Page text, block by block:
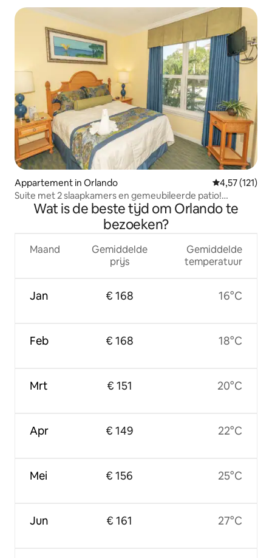
Appartement in Orlando Gemiddelde
4,57 (121)
Suite met 2 slaapkamers en gemeubileerde patio!
Zwembaden, speelkamer!
Wat is de beste tijd om Orlando te
bezoeken?
Maand
Jan
Feb
Mrt
Apr
Mei
Jun
Gemiddelde
prijs
€ 168
€ 168
€ 151
€ 149
€ 156
€ 161
Gemiddelde
temperatuur
16°C
18°C
20°C
22°C
25°C
27°C